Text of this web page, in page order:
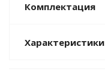
Комплектация
Характеристики